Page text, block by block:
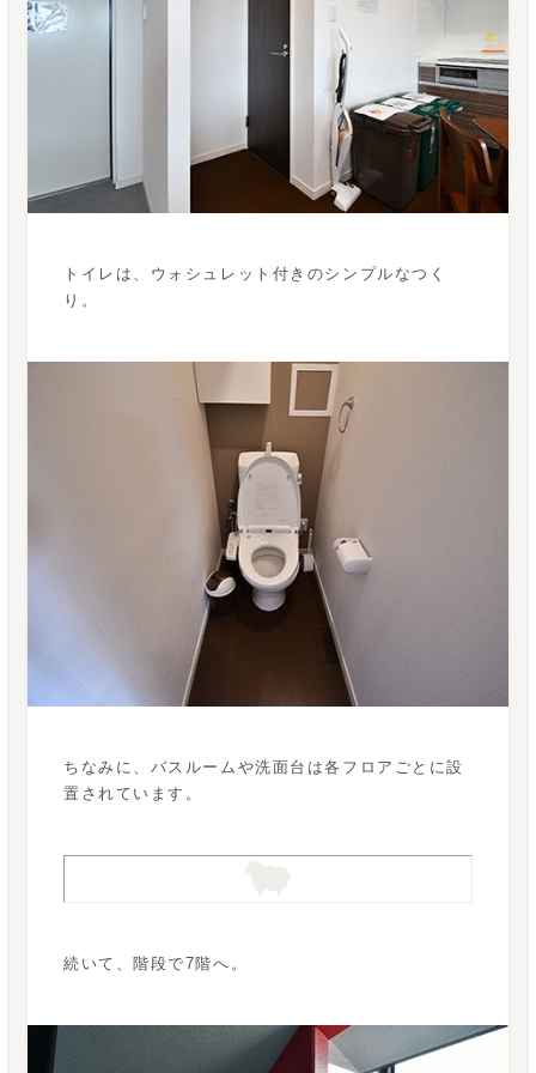
トイレは、ウォシュレット付きのシンプルなつく
り。
ちなみに、バスルームや洗面台は各フロアごとに設
置されています。
続いて、階段で7階へ。